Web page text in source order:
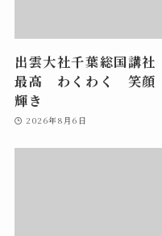
出雲大社千葉総国講社
最高 わくわく 笑顔
輝き
2026年8月6日